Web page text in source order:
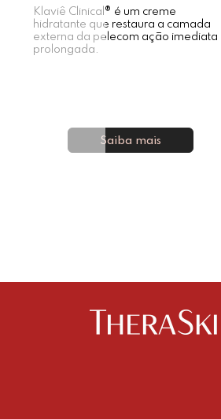
Klaviê Clinical® é um creme
hidratante que restaura a camada
externa da pelecom ação imediata e
prolongada.
Saiba mais